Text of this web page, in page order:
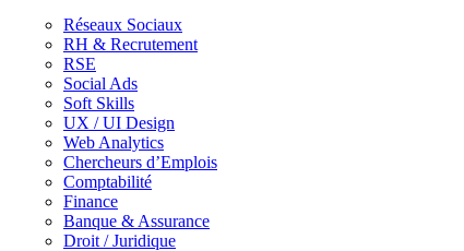
Réseaux Sociaux
RH & Recrutement
RSE
Social Ads
Soft Skills
UX / UI Design
Web Analytics
Chercheurs d’Emplois
Comptabilité
Finance
Banque & Assurance
Droit / Juridique